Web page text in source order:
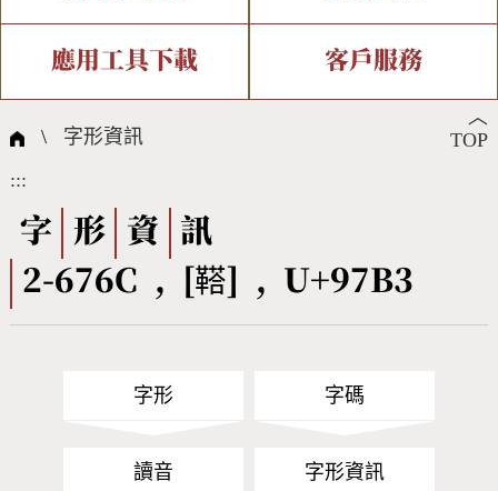
中文碼介紹 專有名詞介紹
國際字碼相關組織
複合查詢 注音查詢
筆畫查詢
筆順序查詢
CNS查詢 Unicode查詢
新字申請處理流程
字形即時顯示 造字解決方案
全字庫授權 轉碼Web Service
應用工具下載
個人電腦造字處理工具
字形下載
客戶服務
問題集
熱門查詢統計
︿
TOP
\ 字形資訊
:::
字 形 資
訊
2-676C , [鞳] , U+97B3
字形 字碼
讀音 字形資訊